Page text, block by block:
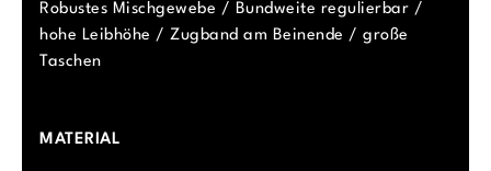
Robustes Mischgewebe / Bundweite regulierbar /
hohe Leibhöhe / Zugband am Beinende / große
Taschen
MATERIAL